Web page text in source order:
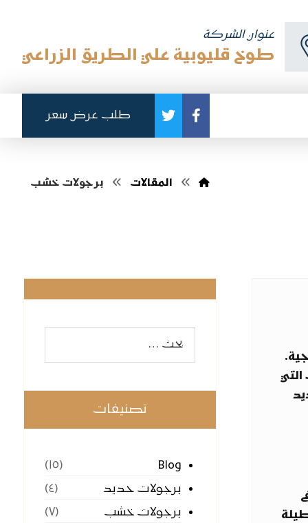
عنوان الشركة
طوخ قليوبية علي الطريق الزراعي
طلب عرض سعر
المقالات برجولات خشب
التي
تصنيفات
Blog
(١٥)
برجولات حديد
(٤)
برجولات خشب
(٧)